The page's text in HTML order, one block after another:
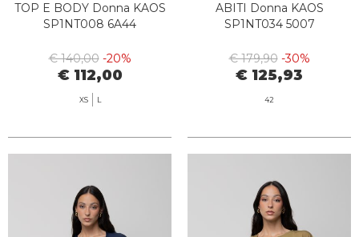
TOP E BODY Donna KAOS
SP1NT008 6A44
€ 140,00 -20%
€ 112,00
XS L
ABITI Donna KAOS
SP1NT034 5007
€ 179,90 -30%
€ 125,93
42